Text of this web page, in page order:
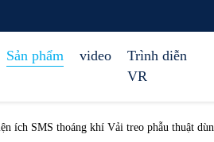
Sản phẩm video
Trình diễn
VR
ích SMS thoáng khí Vải treo phẫu thuật